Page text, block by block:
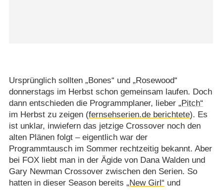
Ursprünglich sollten „Bones“ und „Rosewood“
donnerstags im Herbst schon gemeinsam laufen. Doch
dann entschieden die Programmplaner, lieber „Pitch“
im Herbst zu zeigen (fernsehserien.de berichtete). Es
ist unklar, inwiefern das jetzige Crossover noch den
alten Plänen folgt – eigentlich war der
Programmtausch im Sommer rechtzeitig bekannt. Aber
bei FOX liebt man in der Ägide von Dana Walden und
Gary Newman Crossover zwischen den Serien. So
hatten in dieser Season bereits „New Girl“ und